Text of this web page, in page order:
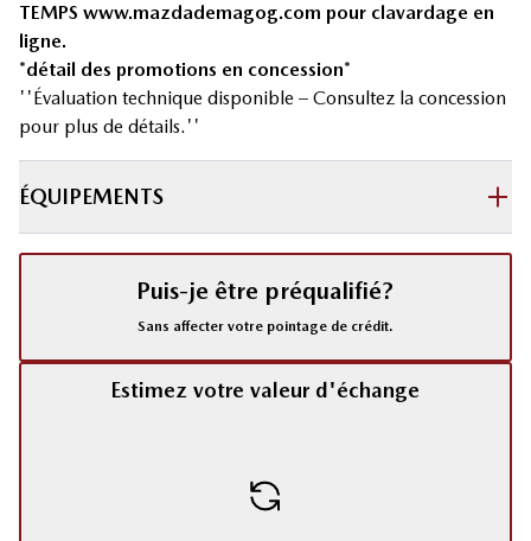
TEMPS www.mazdademagog.com pour clavardage en
ligne.
*détail des promotions en concession*
''Évaluation technique disponible – Consultez la concession
pour plus de détails.''
ÉQUIPEMENTS
Puis-je être préqualifié?
Sans affecter votre pointage de crédit.
Estimez votre valeur d'échange